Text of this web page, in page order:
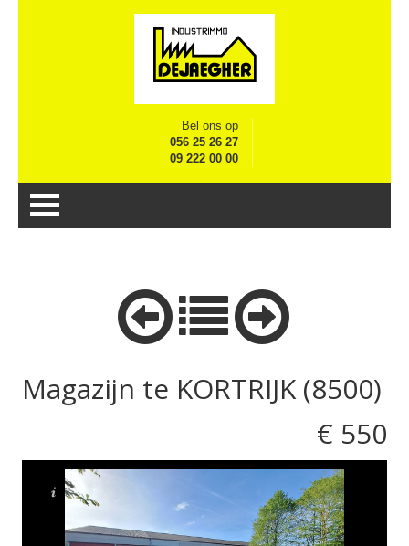
Bel ons op
056 25 26 27
09 222 00 00
Magazijn te KORTRIJK (8500)
€ 550